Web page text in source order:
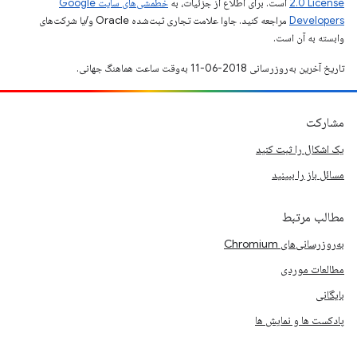
2.0 License است. برای اطلاع از جزئیات، به
خطمشی‌های سایت Google
Developers‏
مراجعه کنید. جاوا علامت تجاری ثبت‌شده Oracle و/یا شرکت‌های
وابسته به آن است.
تاریخ آخرین به‌روزرسانی 2018-06-11 به‌وقت ساعت هماهنگ جهانی.
مشارکت
یک اشکال را ثبت کنید
مسائل باز را ببینید
مطالب مرتبط
به‌روزرسانی‌های Chromium
مطالعات موردی
بایگانی
پادکست ها و نمایش ها